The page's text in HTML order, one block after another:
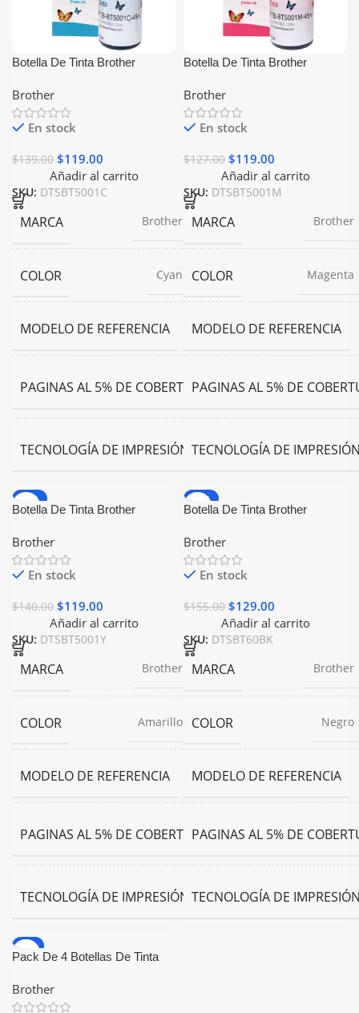
Botella De Tinta Brother
Brother
En stock
$139.00 $119.00
Añadir al carrito
SKU: DTSBT5001C
MARCA Brother
COLOR Cyan
MODELO DE REFERENCIA BT5001C
PAGINAS AL 5% DE COBERTURA
45
ml
TECNOLOGÍA DE IMPRESIÓN
Inyeccion
de Tinta
Botella De Tinta Brother
Brother
En stock
$127.00 $119.00
Añadir al carrito
SKU: DTSBT5001M
MARCA Brother
COLOR Magenta
MODELO DE REFERENCIA
PAGINAS AL 5% DE
TECNOLOGÍA DE
-15%
Botella De Tinta Brother
Brother
En stock
$140.00 $119.00
Añadir al carrito
SKU: DTSBT5001Y
MARCA Brother
COLOR Amarillo
MODELO DE REFERENCIA BT5001Y
PAGINAS AL 5% DE COBERTURA
45
ml
TECNOLOGÍA DE IMPRESIÓN
Inyeccion
de Tinta
-17%
Botella De Tinta Brother
Brother
En stock
$155.00 $129.00
Añadir al carrito
SKU: DTSBT60BK
MARCA Brother
COLOR Negro
MODELO DE REFERENCIA
PAGINAS AL 5% DE
TECNOLOGÍA DE
-8%
Pack De 4 Botellas De Tinta
Generico
Brother